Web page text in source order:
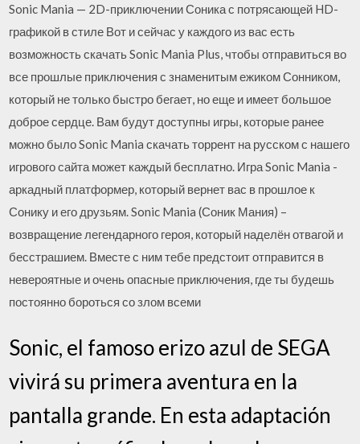
Sonic Mania — 2D-приключении Соника с потрясающей HD-
графикой в стиле Вот и сейчас у каждого из вас есть
возможность скачать Sonic Mania Plus, чтобы отправиться во
все прошлые приключения с знаменитым ежиком Сонником,
который не только быстро бегает, но еще и имеет большое
доброе сердце. Вам будут доступны игры, которые ранее
можно было Sonic Mania скачать торрент на русском с нашего
игрового сайта может каждый бесплатно. Игра Sonic Mania -
аркадный платформер, который вернет вас в прошлое к
Сонику и его друзьям. Sonic Mania (Соник Мания) –
возвращение легендарного героя, который наделён отвагой и
бесстрашием. Вместе с ним тебе предстоит отправится в
невероятные и очень опасные приключения, где ты будешь
постоянно бороться со злом всеми
Sonic, el famoso erizo azul de SEGA
vivirá su primera aventura en la
pantalla grande. En esta adaptación